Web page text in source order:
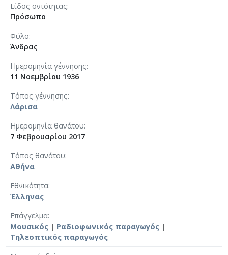
Είδος οντότητας
Πρόσωπο
Φύλο
Άνδρας
Ημερομηνία γέννησης
11 Νοεμβρίου 1936
Τόπος γέννησης
Λάρισα
Ημερομηνία θανάτου
7 Φεβρουαρίου 2017
Τόπος θανάτου
Αθήνα
Εθνικότητα
Έλληνας
Επάγγελμα
Μουσικός | Ραδιοφωνικός παραγωγός |
Τηλεοπτικός παραγωγός